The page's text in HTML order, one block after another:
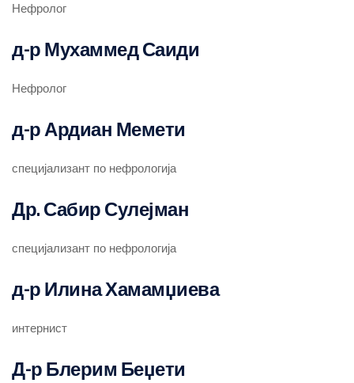
Нефролог
д-р Мухаммед Саиди
Нефролог
д-р Ардиан Мемети
специјализант по нефрологија
Др. Сабир Сулејман
специјализант по нефрологија
д-р Илина Хамамџиева
интернист
Д-р Блерим Беџети